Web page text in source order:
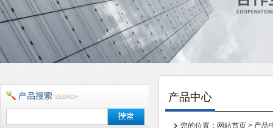
产品中心
您的位置： 网站首页 > 产品